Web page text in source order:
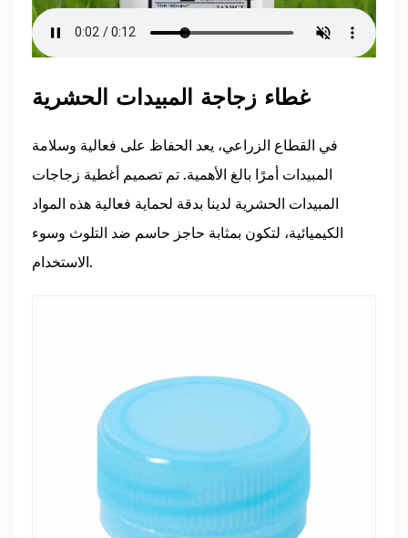
غطاء زجاجة المبيدات الحشرية
في القطاع الزراعي، يعد الحفاظ على فعالية وسلامة
المبيدات أمرًا بالغ الأهمية. تم تصميم أغطية زجاجات
المبيدات الحشرية لدينا بدقة لحماية فعالية هذه المواد
الكيميائية، لتكون بمثابة حاجز حاسم ضد التلوث وسوء
الاستخدام.